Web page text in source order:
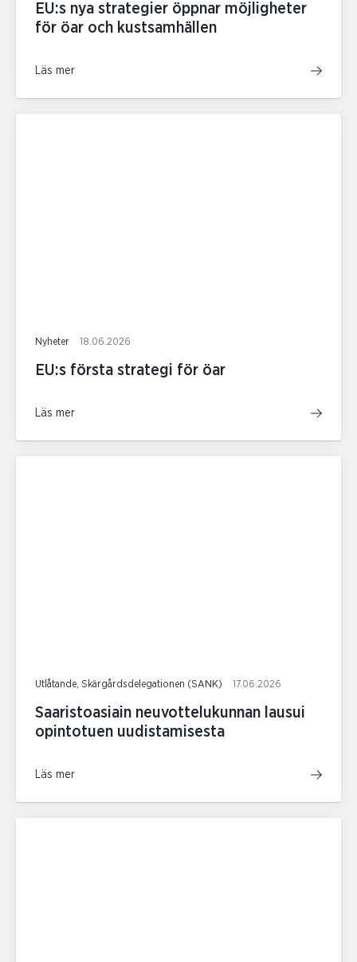
EU:s nya strategier öppnar möjligheter
för öar och kustsamhällen
Läs mer
Nyheter 18.06.2026
EU:s första strategi för öar
Läs mer
Utlåtande, Skärgårdsdelegationen (SANK) 17.06.2026
Saaristoasiain neuvottelukunnan lausui
opintotuen uudistamisesta
Läs mer